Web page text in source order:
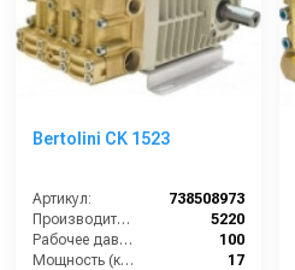
Bertolini CK 1523
Артикул:
738508973
Производительность (л/ч):
5220
Рабочее давление (бар):
100
Мощность (кВт):
17